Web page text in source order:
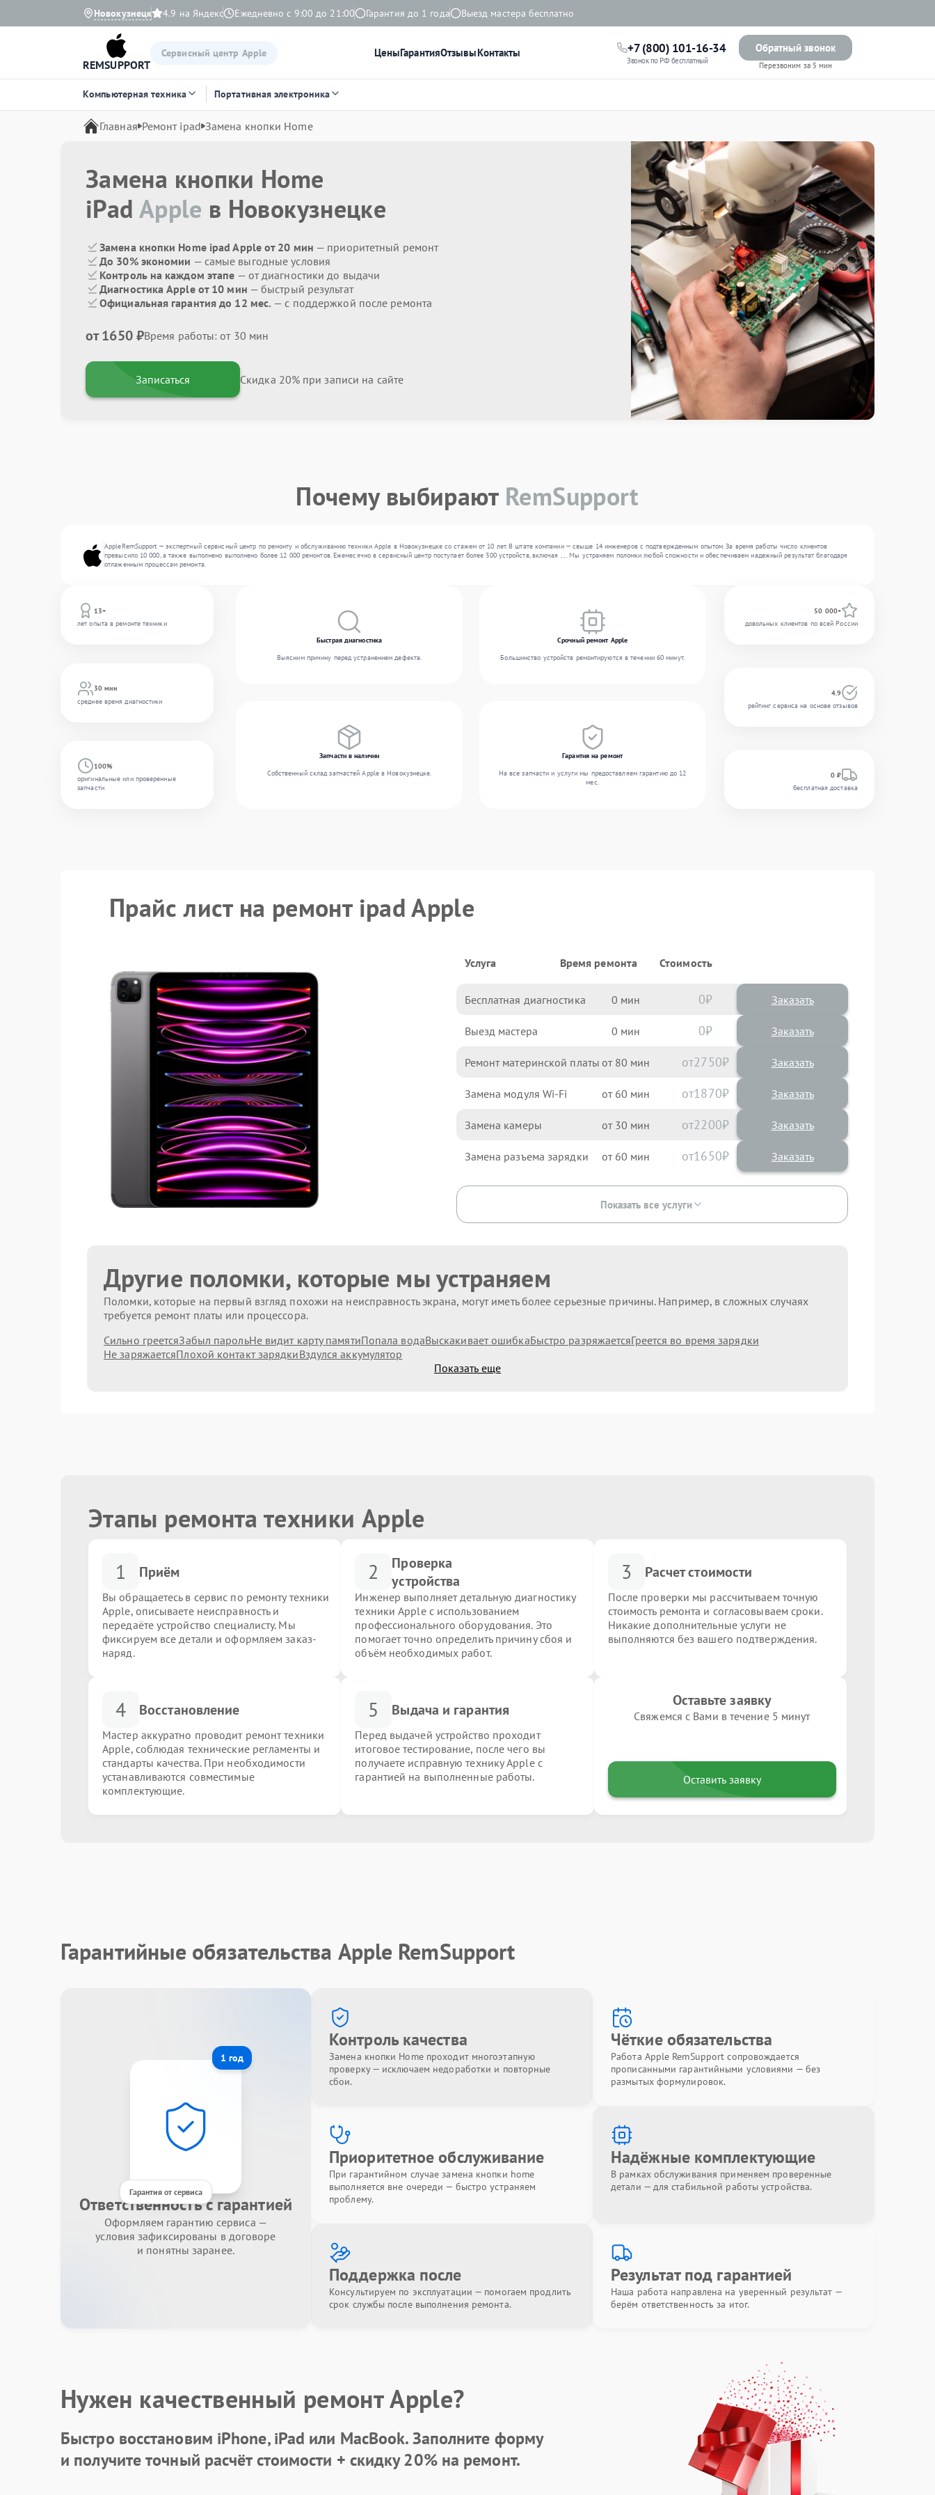
Новокузнецк 4.9 на Яндекс Ежедневно с 9:00 до 21:00 Гарантия до 1 года Выезд мастера бесплатно
REMSUPPORT
Сервисный центр Apple ЦеныГарантияОтзывыКонтакты +7 (800) 101-16-34
Звонок по РФ бесплатный
Обратный звонок
Перезвоним за 5 мин
Компьютерная техника Портативная электроника
Главная Ремонт ipad Замена кнопки Home
Замена кнопки Home
iPad Apple в Новокузнецке
Замена кнопки Home ipad Apple от 20 мин — приоритетный ремонт
До 30% экономии — самые выгодные условия
Контроль на каждом этапе — от диагностики до выдачи
Диагностика Apple от 10 мин — быстрый результат
Официальная гарантия до 12 мес. — с поддержкой после ремонта
от 1650 ₽Время работы: от 30 мин
Записаться Скидка 20% при записи на сайте
Почему выбирают RemSupport
AppleRemSupport — экспертный сервисный центр по ремонту и обслуживанию техники Apple в Новокузнецке со стажем от 10 лет. В штате компании — свыше 14 инженеров с подтвержденным опытом. За время работы число клиентов
превысило 10 000, а также выполнено выполнено более 12 000 ремонтов. Ежемесячно в сервисный центр поступает более 300 устройств, включая , , . Мы устраняем поломки любой сложности и обеспечиваем надежный результат благодаря
отлаженным процессам ремонта.
13+
лет опыта в ремонте техники
30 мин
среднее время диагностики
100%
оригинальные или проверенные
запчасти
Быстрая диагностика
Выясним причину перед устранением дефекта.
Срочный ремонт Apple
Большинство устройств ремонтируются в течении 60 минут.
Запчасти в наличии
Собственный склад запчастей Apple в Новокузнецке.
Гарантия на ремонт
На все запчасти и услуги мы предоставляем гарантию до 12
мес.
50 000+
довольных клиентов по всей России
4.9
рейтинг сервиса на основе отзывов
0 ₽
бесплатная доставка
Прайс лист на ремонт ipad Apple
Услуга Время ремонта Стоимость
Бесплатная диагностика 0 0 Заказать
Выезд мастера 0 0 Заказать
Ремонт материнской платы 80 2750
Замена модуля Wi-Fi 60 1870
Замена камеры 30 2200
Замена разъема зарядки 60 1650
Показать все услуги
Другие поломки, которые мы устраняем
Поломки, которые на первый взгляд похожи на неисправность экрана, могут иметь более серьезные причины. Например, в сложных случаях
требуется ремонт платы или процессора.
Сильно греетсяЗабыл парольНе видит карту памятиПопала водаВыскакивает ошибкаБыстро разряжаетсяГреется во время зарядки
Не заряжаетсяПлохой контакт зарядкиВздулся аккумулятор
Показать еще
Этапы ремонта техники Apple
1 Приём
Вы обращаетесь в сервис по ремонту техники
Apple, описываете неисправность и
передаёте устройство специалисту. Мы
фиксируем все детали и оформляем заказ-
наряд.
2
Проверка
устройства
Инженер выполняет детальную диагностику
техники Apple с использованием
профессионального оборудования. Это
помогает точно определить причину сбоя и
объём необходимых работ.
3 Расчет стоимости
После проверки мы рассчитываем точную
стоимость ремонта и согласовываем сроки.
Никакие дополнительные услуги не
выполняются без вашего подтверждения.
4 Восстановление
Мастер аккуратно проводит ремонт техники
Apple, соблюдая технические регламенты и
стандарты качества. При необходимости
устанавливаются совместимые
комплектующие.
5 Выдача и гарантия
Перед выдачей устройство проходит
итоговое тестирование, после чего вы
получаете исправную технику Apple с
гарантией на выполненные работы.
Оставьте заявку
Свяжемся с Вами в течение 5 минут
Оставить заявку
Гарантийные обязательства Apple RemSupport
1 год
Гарантия от сервиса
Ответственность с гарантией
Оформляем гарантию сервиса —
условия зафиксированы в договоре
и понятны заранее.
Контроль качества
Замена кнопки Home проходит многоэтапную
проверку — исключаем недоработки и повторные
сбои.
Чёткие обязательства
Работа Apple RemSupport сопровождается
прописанными гарантийными условиями — без
размытых формулировок.
Приоритетное обслуживание
При гарантийном случае замена кнопки home
выполняется вне очереди — быстро устраняем
проблему.
Надёжные комплектующие
В рамках обслуживания применяем проверенные
детали — для стабильной работы устройства.
Поддержка после
Консультируем по эксплуатации — помогаем продлить
срок службы после выполнения ремонта.
Результат под гарантией
Наша работа направлена на уверенный результат —
берём ответственность за итог.
Нужен качественный ремонт Apple?
Быстро восстановим iPhone, iPad или MacBook.Заполните форму
и получите точный расчёт стоимости + скидку 20%на ремонт.